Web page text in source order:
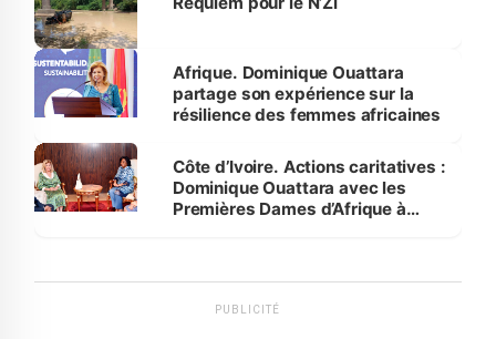
Afrique. Dominique Ouattara
partage son expérience sur la
résilience des femmes africaines
Côte d’Ivoire. Actions caritatives :
Dominique Ouattara avec les
Premières Dames d’Afrique à
PUBLICITÉ